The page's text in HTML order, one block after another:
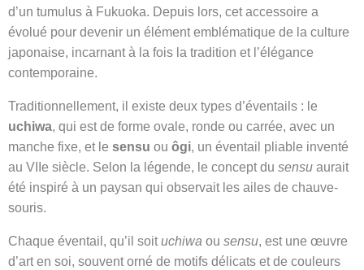
d’un tumulus à Fukuoka. Depuis lors, cet accessoire a
évolué pour devenir un élément emblématique de la culture
japonaise, incarnant à la fois la tradition et l’élégance
contemporaine.
Traditionnellement, il existe deux types d’éventails : le
uchiwa, qui est de forme ovale, ronde ou carrée, avec un
manche fixe, et le sensu ou ôgi, un éventail pliable inventé
au VIIe siècle. Selon la légende, le concept du sensu aurait
été inspiré à un paysan qui observait les ailes de chauve-
souris.
Chaque éventail, qu’il soituchiwa ou sensu, est une œuvre
d’art en soi, souvent orné de motifs délicats et de couleurs